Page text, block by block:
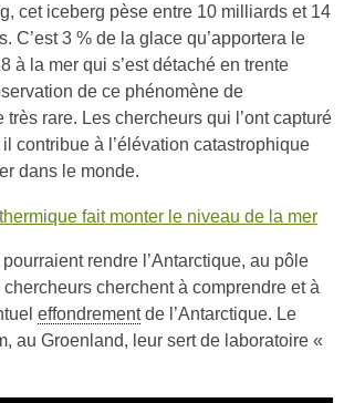
cet iceberg pèse entre 10 milliards et 14
C’est 3 % de la glace qu’apportera le
à la mer qui s’est détaché en trente
de ce phénomène de
très rare. Les chercheurs qui l’ont capturé
contribue à l’élévation catastrophique
dans le monde.
fait monter le niveau de la mer
rendre l’Antarctique, au pôle
cherchent à comprendre et à
effondrementde l’Antarctique. Le
au Groenland, leur sert de laboratoire «